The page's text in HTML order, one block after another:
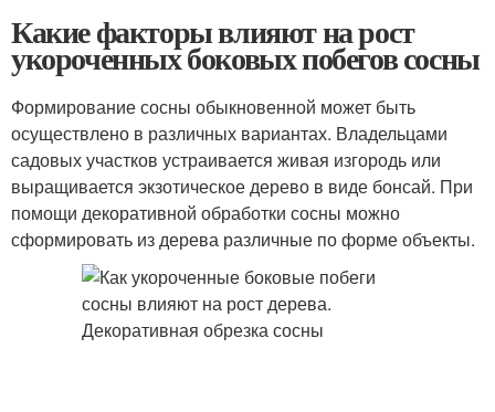
Какие факторы влияют на рост
укороченных боковых побегов сосны
Формирование сосны обыкновенной может быть
осуществлено в различных вариантах. Владельцами
садовых участков устраивается живая изгородь или
выращивается экзотическое дерево в виде бонсай. При
помощи декоративной обработки сосны можно
сформировать из дерева различные по форме объекты.